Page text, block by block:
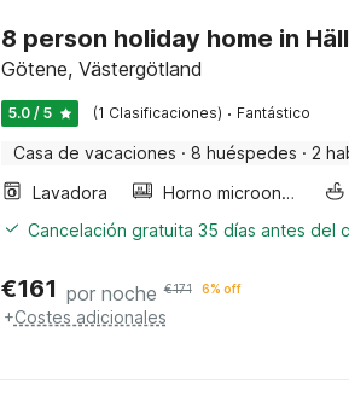
8 person holiday home in
Götene, Västergötland
5.0 / 5 (1 Clasificaciones) · Fantástico
Casa de vacaciones · 8 huéspedes · 2
Lavadora
Horno microondas
Cancelación gratuita 35 días antes del
€161 por noche €171 6% off
+Costes adicionales